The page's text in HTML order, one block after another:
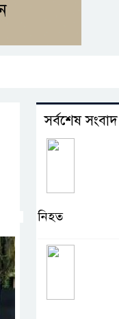
সর্বশেষ সংবাদ
নিহত